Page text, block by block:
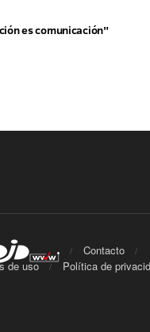
es comunicación”
Contacto
de uso
Política de